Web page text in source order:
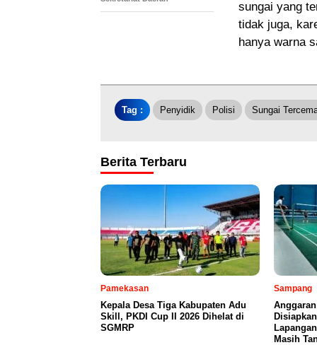
sungai yang
tidak juga,
hanya warna
Tag : Penyidik Polisi Sungai
Berita Terbaru
Pamekasan
Kepala Desa Tiga Kabupaten Adu
Skill, PKDI Cup II 2026 Dihelat di
SGMRP
Sampang
Masih